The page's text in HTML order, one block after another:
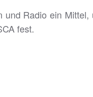
Radio ein
fest.